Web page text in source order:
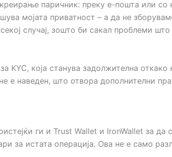
паричник: преку е-пошта или
мојата приватност – а да не
случај, зошто би сакал проблеми
која станува задолжителна
е наведен, што отвора дополнителни
ги и Trust Wallet и IronWallet за да
за истата операција. Ова не е само